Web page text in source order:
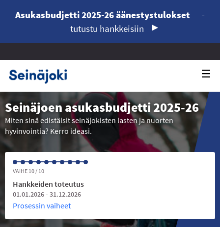
Asukasbudjetti 2025-26 äänestystulokset
-
tutustu hankkeisiin
Seinäjoen asukasbudjetti 2025-26
Miten sinä edistäisit seinäjokisten lasten ja nuorten
hyvinvointia? Kerro ideasi.
VAIHE 10 / 10
Hankkeiden toteutus
01.01.2026 - 31.12.2026
Prosessin vaiheet